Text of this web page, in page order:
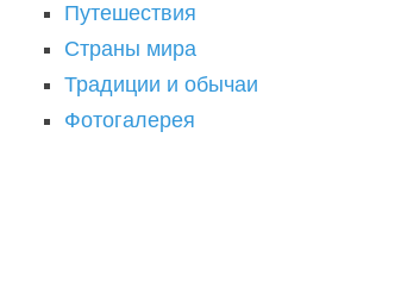
Путешествия
Страны мира
Традиции и обычаи
Фотогалерея